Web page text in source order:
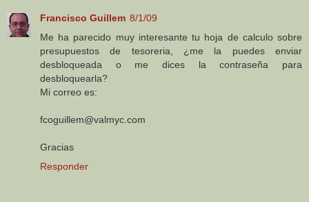
Francisco Guillem 8/1/09
Me ha parecido muy interesante tu hoja de calculo sobre
presupuestos de tesoreria, ¿me la puedes enviar
desbloqueada o me dices la contraseña para
desbloquearla?
Mi correo es:
fcoguillem@valmyc.com
Gracias
Responder